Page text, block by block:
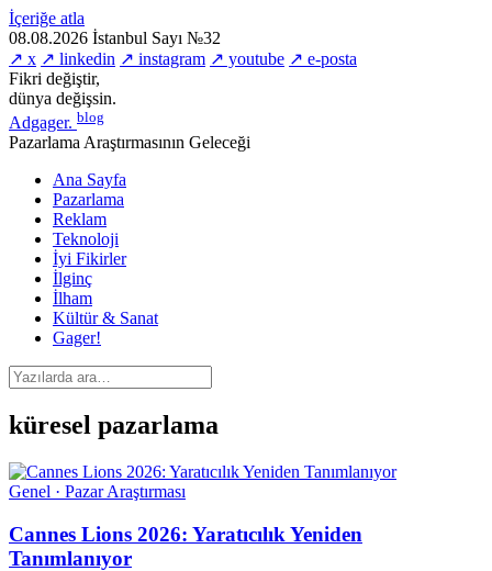
İçeriğe atla
08.08.2026 İstanbul Sayı №32
↗ x ↗ linkedin ↗ instagram ↗ youtube ↗ e-posta
Fikri değiştir,
dünya değişsin.
Adgager. blog
Pazarlama Araştırmasının Geleceği
Ana Sayfa
Pazarlama
Reklam
Teknoloji
İyi Fikirler
İlginç
İlham
Kültür & Sanat
Gager!
küresel pazarlama
Genel · Pazar Araştırması
Cannes Lions 2026: Yaratıcılık Yeniden
Tanımlanıyor